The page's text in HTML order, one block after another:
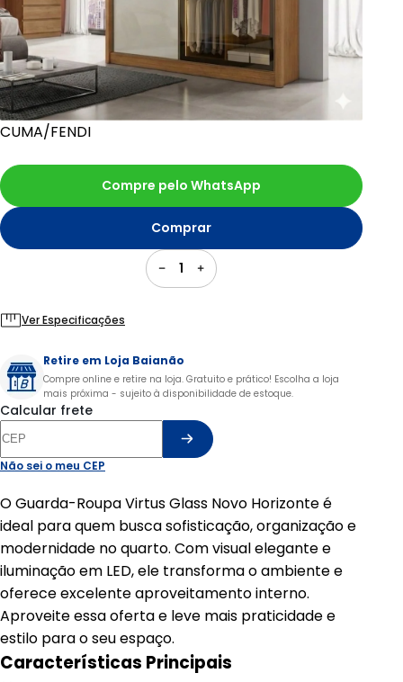
CUMA/FENDI
1
Comprar
Compre pelo WhatsApp
Ver Especificações
Retire em Loja Baianão
Compre online e retire na loja. Gratuito e prático! Escolha a loja
mais próxima - sujeito à disponibilidade de estoque.
Calcular frete
Não sei o meu CEP
O Guarda-Roupa Virtus Glass Novo Horizonte é
ideal para quem busca sofisticação, organização e
modernidade no quarto. Com visual elegante e
iluminação em LED, ele transforma o ambiente e
oferece excelente aproveitamento interno.
Aproveite essa oferta e leve mais praticidade e
estilo para o seu espaço.
Características Principais